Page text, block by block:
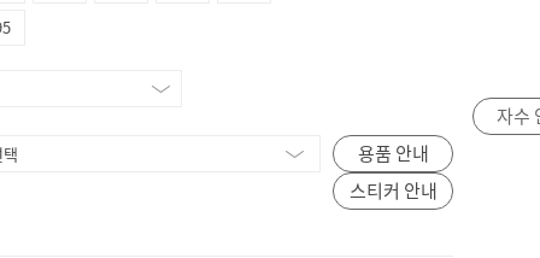
용품 안내
스티커 안내
자수